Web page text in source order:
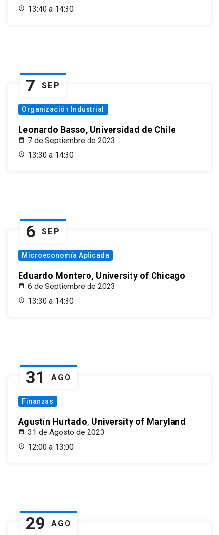
13:40 a 14:30
7 SEP
Organización Industrial
Leonardo Basso, Universidad de Chile
7 de Septiembre de 2023
13:30 a 14:30
6 SEP
Microeconomía Aplicada
Eduardo Montero, University of Chicago
6 de Septiembre de 2023
13:30 a 14:30
31 AGO
Finanzas
Agustín Hurtado, University of Maryland
31 de Agosto de 2023
12:00 a 13:00
29 AGO